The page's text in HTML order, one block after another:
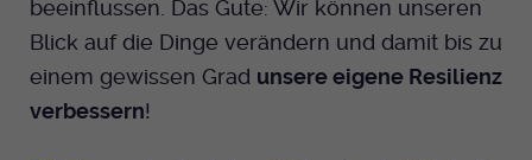
beeinflussen. Das Gute: Wir können unseren
Blick auf die Dinge verändern und damit bis zu
einem gewissen Grad unsere eigene Resilienz
verbessern!